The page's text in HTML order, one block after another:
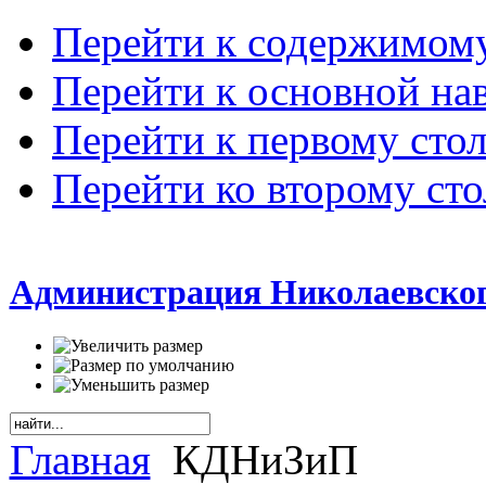
Перейти к
Перейти к основной
Перейти к первому
Перейти ко второму
Администрация
Главная КДНиЗиП